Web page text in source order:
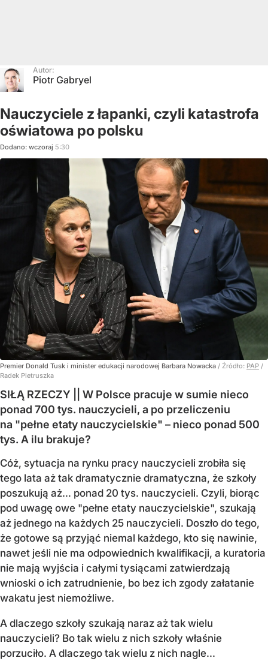
Autor:
Piotr Gabryel
Nauczyciele z łapanki, czyli katastrofa
oświatowa po polsku
Dodano: wczoraj 5:30
Premier Donald Tusk i minister edukacji narodowej Barbara Nowacka / Źródło: PAP /
Radek Pietruszka
SIŁĄ RZECZY || W Polsce pracuje w sumie nieco
ponad 700 tys. nauczycieli, a po przeliczeniu
na "pełne etaty nauczycielskie" – nieco ponad 500
tys. A ilu brakuje?
Cóż, sytuacja na rynku pracy nauczycieli zrobiła się
tego lata aż tak dramatycznie dramatyczna, że szkoły
poszukują aż… ponad 20 tys. nauczycieli. Czyli, biorąc
pod uwagę owe "pełne etaty nauczycielskie", szukają
aż jednego na każdych 25 nauczycieli. Doszło do tego,
że gotowe są przyjąć niemal każdego, kto się nawinie,
nawet jeśli nie ma odpowiednich kwalifikacji, a kuratoria
nie mają wyjścia i całymi tysiącami zatwierdzają
wnioski o ich zatrudnienie, bo bez ich zgody załatanie
wakatu jest niemożliwe.
A dlaczego szkoły szukają naraz aż tak wielu
nauczycieli? Bo tak wielu z nich szkoły właśnie
porzuciło. A dlaczego tak wielu z nich nagle...